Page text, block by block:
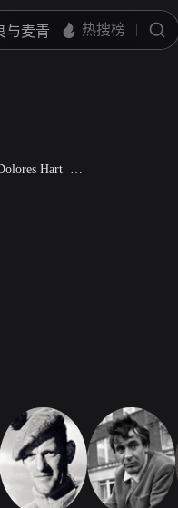
Hart 莱奥·麦凯恩